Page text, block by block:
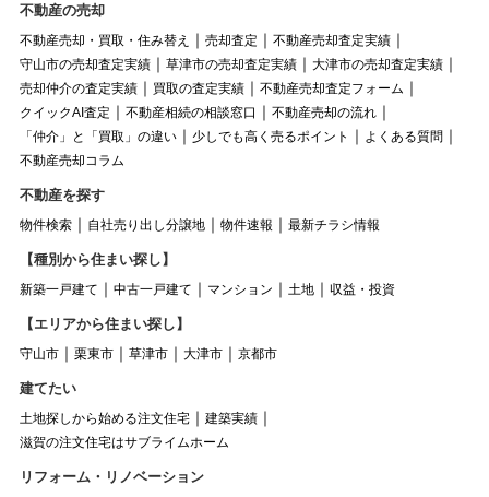
不動産の売却
不動産売却・買取・住み替え 売却査定
不動産売却査定実績
守山市の売却査定実績
草津市の売却査定実績
大津市の売却査定実績
売却仲介の査定実績
買取の査定実績
不動産売却査定フォーム
クイックAI査定
不動産相続の相談窓口
不動産売却の流れ
「仲介」と「買取」の違い
少しでも高く売るポイント
よくある質問
不動産売却コラム
不動産を探す
物件検索 自社売り出し分譲地 物件速報 最新チラシ情報
【種別から住まい探し】
新築一戸建て 中古一戸建て マンション 土地 収益・投資
【エリアから住まい探し】
守山市 栗東市 草津市 大津市 京都市
建てたい
土地探しから始める注文住宅
建築実績
滋賀の注文住宅はサブライムホーム
リフォーム・リノベーション